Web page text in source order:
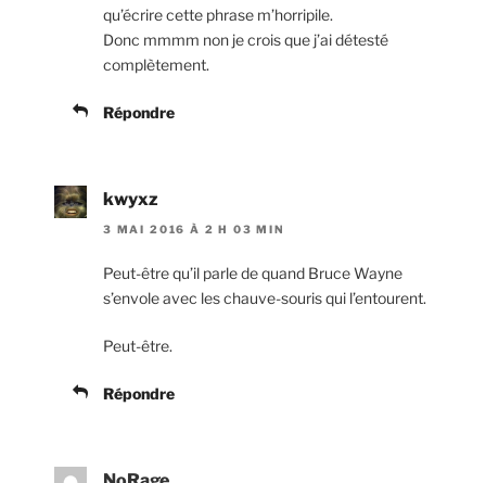
qu’écrire cette phrase m’horripile.
Donc mmmm non je crois que j’ai détesté
complètement.
Répondre
kwyxz
3 MAI 2016 À 2 H 03 MIN
Peut-être qu’il parle de quand Bruce Wayne
s’envole avec les chauve-souris qui l’entourent.
Peut-être.
Répondre